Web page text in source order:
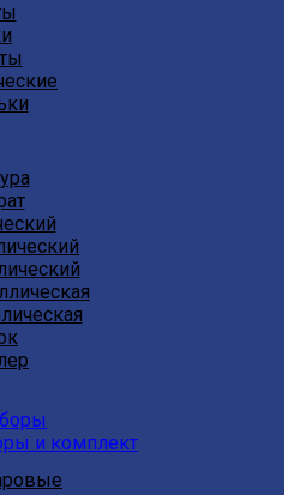
и комплект